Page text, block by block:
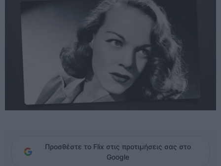
Προσθέστε το Flix στις προτιμήσεις σας στο
Google